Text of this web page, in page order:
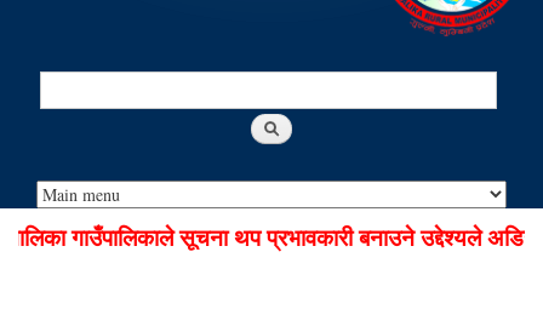
Search
गाउँपालिकाले सूचना थप प्रभावकारी बनाउने उद्देश्यले